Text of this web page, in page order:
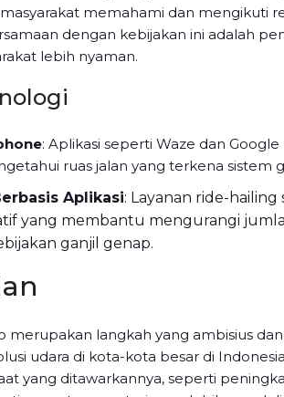
memahami dan mengikuti
dengan kebijakan ini adalah
lebih nyaman.
: Aplikasi seperti Waze dan
ruas jalan yang terkena sistem
Aplikasi: Layanan ride-
yang membantu mengurangi
ganjil genap.
merupakan langkah yang ambisius
udara di kota-kota besar di
yang ditawarkannya, seperti